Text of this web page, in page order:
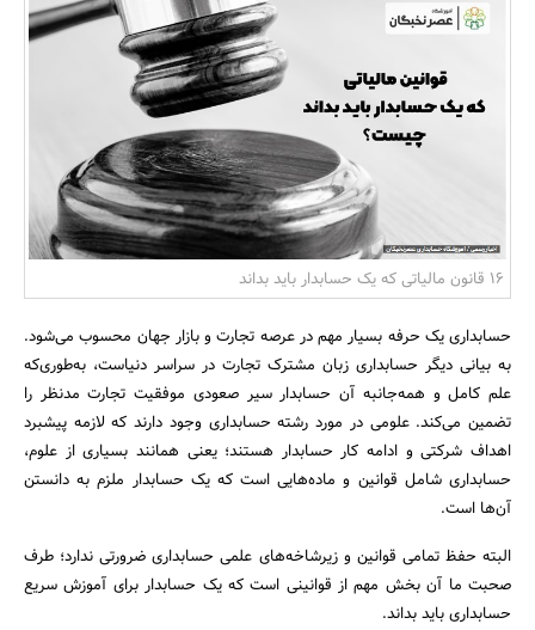
بانک، بیمه و سرمایه
مسکن و ساختمان
16 قانون مالیاتی که یک حسابدار باید بداند
حسابداری یک حرفه بسیار مهم در عرصه تجارت و بازار جهان محسوب می‌شود.
به بیانی دیگر حسابداری زبان مشترک تجارت در سراسر دنیاست، به‌طوری‌که
علم کامل و همه‌جانبه آن حسابدار سیر صعودی موفقیت تجارت مدنظر را
تضمین می‌کند. علومی در مورد رشته حسابداری وجود دارند که لازمه پیشبرد
اهداف شرکتی و ادامه کار حسابدار هستند؛ یعنی همانند بسیاری از علوم،
حسابداری شامل قوانین و ماده‌هایی است که یک حسابدار ملزم به دانستن‌
آن‌ها است.
البته حفظ تمامی قوانین و زیرشاخه‌های علمی حسابداری ضرورتی ندارد؛ طرف
صحبت ما آن بخش مهم از قوانینی است که یک حسابدار برای آموزش سریع
حسابداری باید بداند.